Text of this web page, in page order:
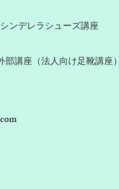
​シンデレラシューズ講座
部講座（法人向け足靴講座）